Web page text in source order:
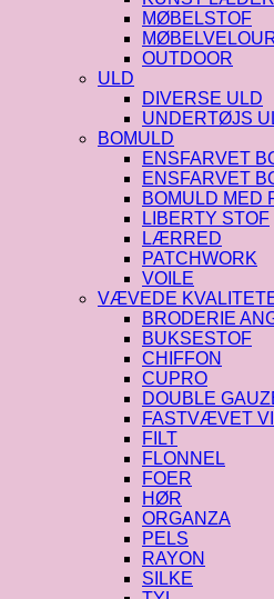
MØBELSTOF
OUTDOOR
ULD
DIVERSE ULD
UNDERTØJS
BOMULD
ENSFARVET
ENSFARVET
BOMULD MED
LIBERTY STOF
LÆRRED
PATCHWORK
VOILE
VÆVEDE
BRODERIE
BUKSESTOF
CHIFFON
CUPRO
DOUBLE
FASTVÆVET
FILT
FLONNEL
FOER
HØR
ORGANZA
PELS
RAYON
SILKE